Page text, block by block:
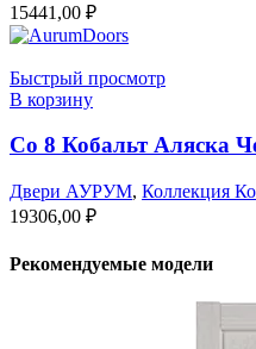
15441,00 ₽
Быстрый просмотр
В корзину
Co 8 Кобальт Аляска
Двери АУРУМ, Коллекция
19306,00 ₽
Рекомендуемые модели